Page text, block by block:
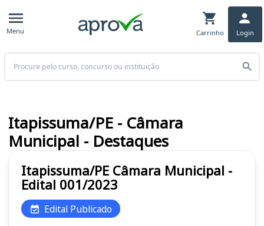
Menu Carrinho Login
Buscar
Itapissuma/PE Câmara Municipal -
Edital 001/2023
Edital Publicado
Itapissuma/PE - Câmara
Municipal - Destaques